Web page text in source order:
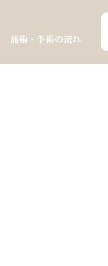
施術・手術の流れ